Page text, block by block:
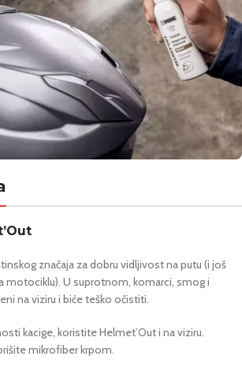
značaja za dobru vidljivost na putu (i još
motociklu). U suprotnom, komarci, smog i
na viziru i biće teško očistiti.
kacige, koristite Helmet’Out i na viziru.
mikrofiber krpom.